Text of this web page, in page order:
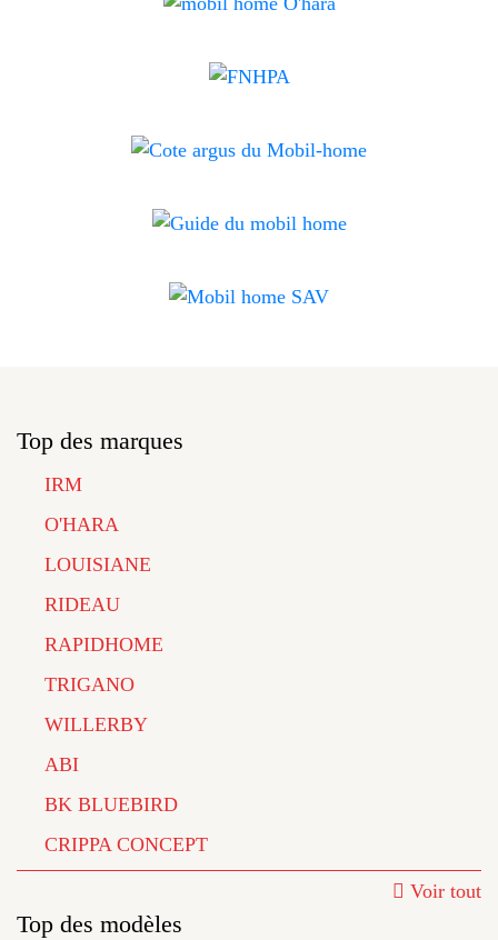
Top des marques
IRM
O'HARA
LOUISIANE
RIDEAU
RAPIDHOME
TRIGANO
WILLERBY
ABI
BK BLUEBIRD
CRIPPA CONCEPT
Voir tout
Top des modèles